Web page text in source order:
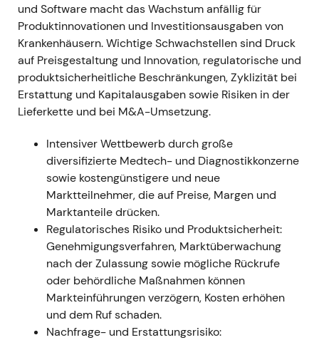
30. Juli 2021 (Q3 GJ2021)
Ereignis:Q3 GJ2021 mit sehr starken
Ergebnissen — vergleichbares
Umsatzwachstum von rund 38,9 %,
verdoppelter Diagnostik-Umsatz durch den
Verkauf von COVID-19-Schnelltests (ca. 600
Ausblick für das Gesamtjahr 2021 wurde
angehoben[4].
Narrativ:Das kurzfristige Narrativ lautete
„COVID-getriebener Wachstumsschub
kombiniert mit strategischer M&A-Aktivität";
Anleger feierten Cashflow und
Margenentwicklung, notierten aber die
einmalige Natur der Antigen-Erlöse.
Technik:Starker Kursanstieg und Ausbruch
infolge eines deutlichen Gewinnübertreffens
und angehobener Prognose
und Software macht das Wachstum anfällig für
Produktinnovationen und Investitionsausgaben von
Krankenhäusern. Wichtige Schwachstellen sind Druck
auf Preisgestaltung und Innovation, regulatorische und
produktsicherheitliche Beschränkungen, Zyklizität bei
Erstattung und Kapitalausgaben sowie Risiken in der
Lieferkette und bei M&A-Umsetzung.
Intensiver Wettbewerb durch große
diversifizierte Medtech- und Diagnostikkonzerne
sowie kostengünstigere und neue
Marktteilnehmer, die auf Preise, Margen und
Marktanteile drücken.
Regulatorisches Risiko und Produktsicherheit:
Genehmigungsverfahren, Marktüberwachung
nach der Zulassung sowie mögliche Rückrufe
oder behördliche Maßnahmen können
Markteinführungen verzögern, Kosten erhöhen
und dem Ruf schaden.
Nachfrage- und Erstattungsrisiko: